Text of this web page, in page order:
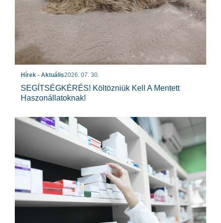
Hírek - Aktuális2026. 07. 30.
SEGÍTSÉGKÉRÉS! Költözniük Kell A Mentett
Haszonállatoknak!